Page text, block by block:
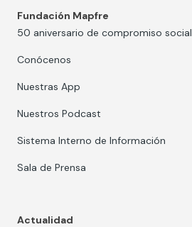
Fundación Mapfre
50 aniversario de compromiso social
Conócenos
Nuestras App
Nuestros Podcast
Sistema Interno de Información
Sala de Prensa
Actualidad